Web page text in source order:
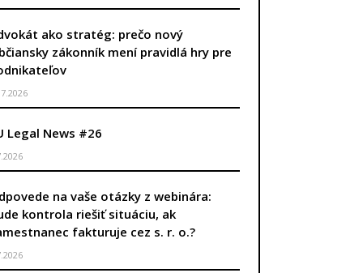
ako stratég: prečo nový
zákonník mení pravidlá hry pre
Legal News #26
na vaše otázky z webinára:
kontrola riešiť situáciu, ak
fakturuje cez s. r. o.?